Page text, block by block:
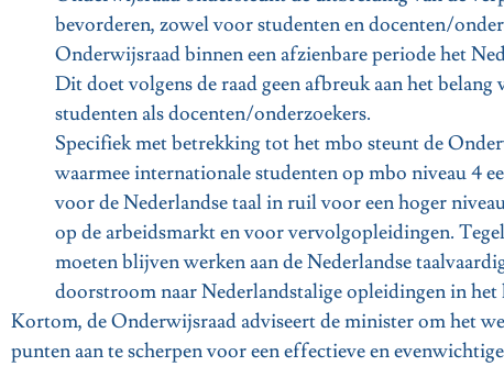
bevorderen, zowel voor studenten en docenten/
Onderwijsraad binnen een afzienbare periode het
Dit doet volgens de raad geen afbreuk aan het
studenten als docenten/onderzoekers.
Specifiek met betrekking tot het mbo steunt de
waarmee internationale studenten op mbo niveau 4
voor de Nederlandse taal in ruil voor een hoger
op de arbeidsmarkt en voor vervolgopleidingen.
moeten blijven werken aan de Nederlandse
doorstroom naar Nederlandstalige opleidingen in
Kortom, de Onderwijsraad adviseert de minister om het
punten aan te scherpen voor een effectieve en